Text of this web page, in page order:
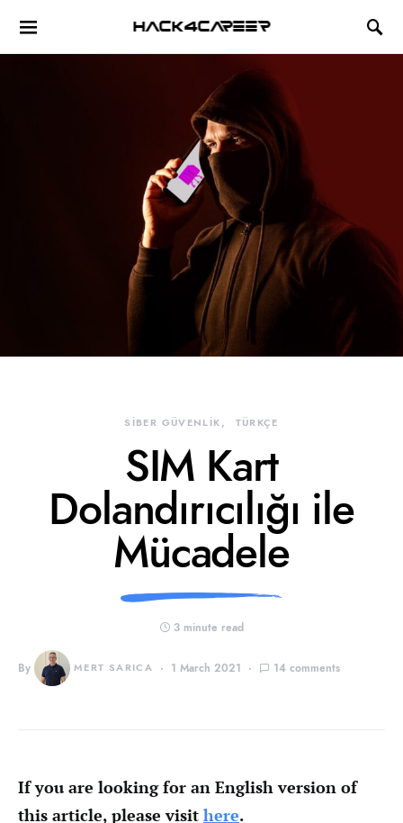
Hack4Career
SİBER GÜVENLİK TÜRKÇE
SIM Kart
Dolandırıcılığı ile
Mücadele
3 minute read
By MERT SARICA 1 March 2021 14 comments
If you are looking for an English version of
this article, please visit here.